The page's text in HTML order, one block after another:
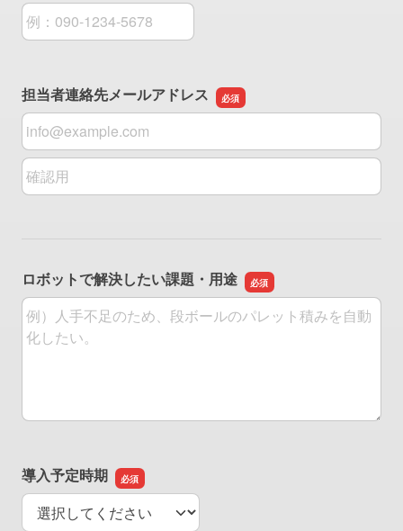
担当者連絡先電話番号
担当者連絡先メールアドレス
担当者連絡先メールアドレス
担当者連絡先メールアドレスの確認用
ロボットで解決したい課題・用途
ロボットで解決したい課題・用途
導入予定時期
導入予定時期